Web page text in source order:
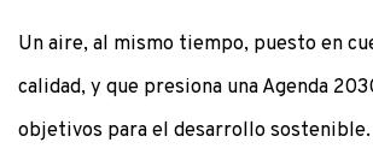
Un aire, al mismo tiempo, puesto en
calidad, y que presiona una Agenda
objetivos para el desarrollo sostenible.